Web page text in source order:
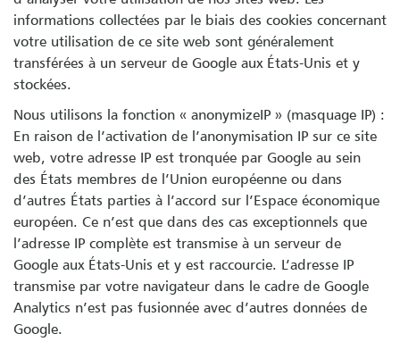
informations collectées par le biais des cookies concernant
votre utilisation de ce site web sont généralement
transférées à un serveur de Google aux États-Unis et y
stockées.
Nous utilisons la fonction « anonymizeIP » (masquage IP) :
En raison de l’activation de l’anonymisation IP sur ce site
web, votre adresse IP est tronquée par Google au sein
des États membres de l’Union européenne ou dans
d’autres États parties à l’accord sur l’Espace économique
européen. Ce n’est que dans des cas exceptionnels que
l’adresse IP complète est transmise à un serveur de
Google aux États-Unis et y est raccourcie. L’adresse IP
transmise par votre navigateur dans le cadre de Google
Analytics n’est pas fusionnée avec d’autres données de
Google.